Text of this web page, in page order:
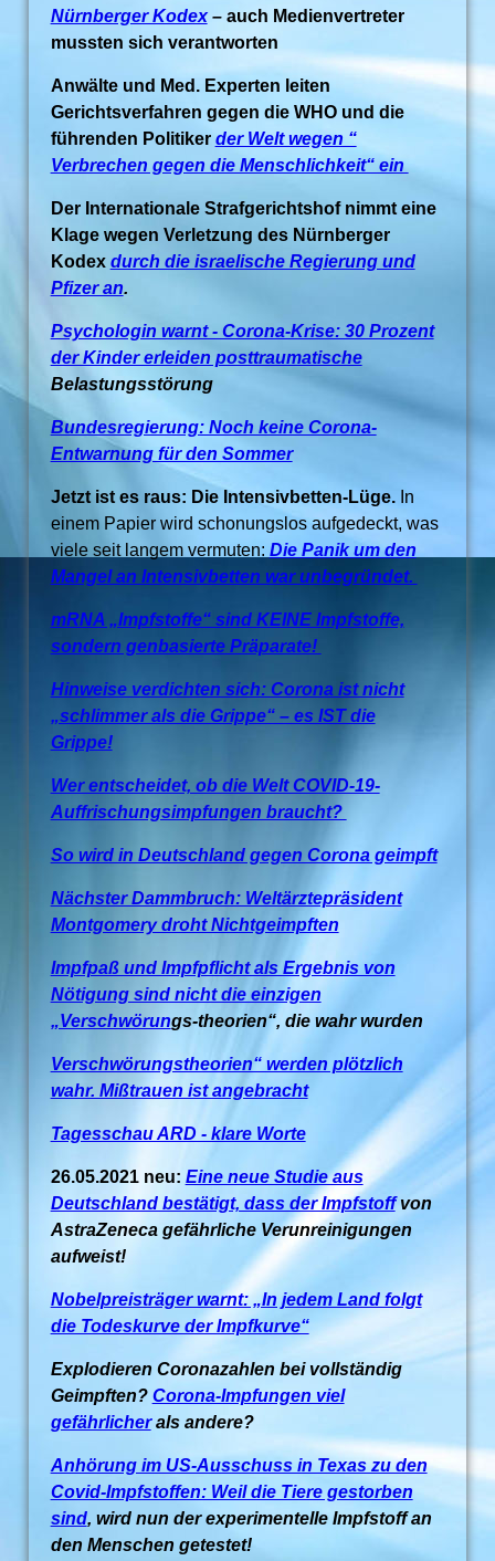
Nürnberger Kodex– auch Medienvertreter
mussten sich verantworten
Anwälte und Med. Experten leiten
Gerichtsverfahren gegen die WHO und die
führenden Politiker der Welt wegen “
Verbrechen gegen die Menschlichkeit“ ein
Der Internationale Strafgerichtshof nimmt eine
Klage wegen Verletzung des Nürnberger
Kodex durch die israelische Regierung und
Pfizer an.
Psychologin warnt - Corona-Krise: 30 Prozent
der Kinder erleiden posttraumatische
Belastungsstörung
Bundesregierung: Noch keine Corona-
Entwarnung für den Sommer
Jetzt ist es raus: Die Intensivbetten-Lüge. In
einem Papier wird schonungslos aufgedeckt, was
viele seit langem vermuten: Die Panik um den
Mangel an Intensivbetten war unbegründet.
mRNA „Impfstoffe“ sind KEINE Impfstoffe,
sondern genbasierte Präparate!
Hinweise verdichten sich: Corona ist nicht
„schlimmer als die Grippe“ – es IST die
Grippe!
Wer entscheidet, ob die Welt COVID-19-
Auffrischungsimpfungen braucht?
So wird in Deutschland gegen Corona geimpft
Nächster Dammbruch: Weltärztepräsident
Montgomery droht Nichtgeimpften
Impfpaß und Impfpflicht als Ergebnis von
Nötigung sind nicht die einzigen
„Verschwörungs-theorien“, die wahr wurden
Verschwörungstheorien“ werden plötzlich
wahr. Mißtrauen ist angebracht
Tagesschau ARD - klare Worte
26.05.2021 neu: Eine neue Studie aus
Deutschland bestätigt, dass der Impfstoffvon
AstraZeneca gefährliche Verunreinigungen
aufweist!
Nobelpreisträger warnt: „In jedem Land folgt
die Todeskurve der Impfkurve“
Explodieren Coronazahlen bei vollständig
Geimpften? Corona-Impfungen viel
gefährlicherals andere?
Anhörung im US-Ausschuss in Texas zu den
Covid-Impfstoffen: Weil die Tiere gestorben
sind, wird nun der experimentelle Impfstoff an
den Menschen getestet!